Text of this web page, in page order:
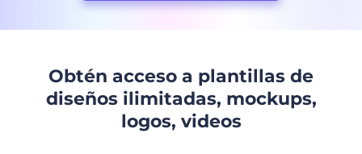
Obtén acceso a plantillas de
diseños ilimitadas, mockups,
logos, videos